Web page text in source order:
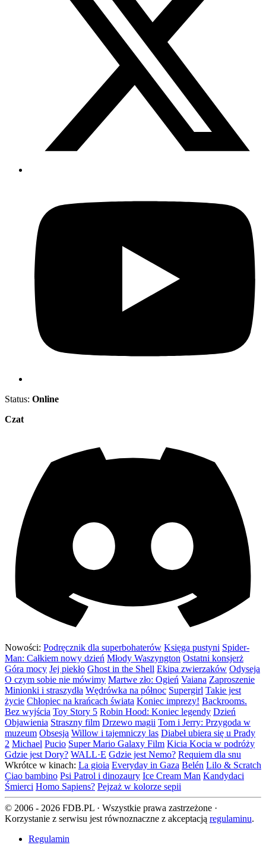
Status: Online
Czat
Nowości: Podręcznik dla superbohaterów Księga pustyni Spider-
Man: Całkiem nowy dzień Młody Waszyngton Ostatni konsjerż
Góra mocy Jej piekło Ghost in the Shell Ekipa zwierzaków Odyseja
O czym sobie nie mówimy Martwe zło: Ogień Vaiana Zaproszenie
Minionki i straszydła Wędrówka na północ Supergirl Takie jest
życie Chłopiec na krańcach świata Koniec imprezy! Backrooms.
Bez wyjścia Toy Story 5 Robin Hood: Koniec legendy Dzień
Objawienia Straszny film Drzewo magii Tom i Jerry: Przygoda w
muzeum Obsesja Willow i tajemniczy las Diabeł ubiera się u Prady
2 Michael Pucio Super Mario Galaxy Film Kicia Kocia w podróży
Gdzie jest Dory? WALL·E Gdzie jest Nemo? Requiem dla snu
Wkrótce w kinach: La gioia Everyday in Gaza Belén Lilo & Scratch
Ciao bambino Psi Patrol i dinozaury Ice Cream Man Kandydaci
Śmierci Homo Sapiens? Pejzaż w kolorze sepii
© 2006 - 2026 FDB.PL · Wszystkie prawa zastrzeżone ·
Korzystanie z serwisu jest równoznaczne z akceptacją regulaminu.
Regulamin